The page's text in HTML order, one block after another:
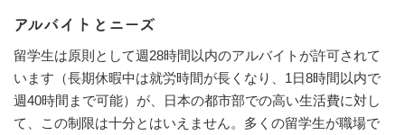
アルバイトとニーズ
留学生は原則として週28時間以内のアルバイトが許可されて
います（長期休暇中は就労時間が長くなり、1日8時間以内で
週40時間まで可能）が、日本の都市部での高い生活費に対し
て、この制限は十分とはいえません。多くの留学生が職場で